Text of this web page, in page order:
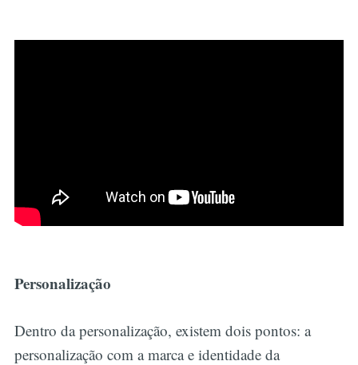
Personalização
Dentro da personalização, existem dois pontos: a
personalização com a marca e identidade da